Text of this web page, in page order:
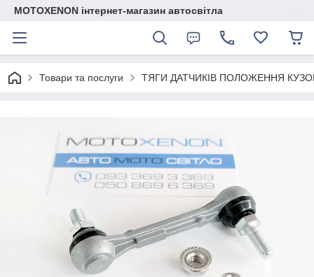
MOTOXENON інтернет-магазин автосвітла
Товари та послуги ТЯГИ ДАТЧИКІВ ПОЛОЖЕННЯ